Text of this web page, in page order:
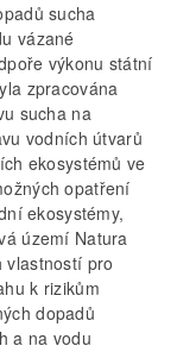
sucha
vázané
výkonu státní
zpracována
sucha na
vodních útvarů
ekosystémů ve
opatření
ekosystémy,
území Natura
vlastností pro
k rizikům
dopadů
a na vodu